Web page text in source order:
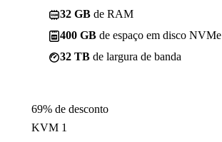
32 GB de RAM
400 GB de espaço em disco NVMe
32 TB de largura de banda
69% de desconto
KVM 1